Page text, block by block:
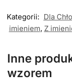
Kategorii: Dla
imieniem, Z
Inne
wzorem